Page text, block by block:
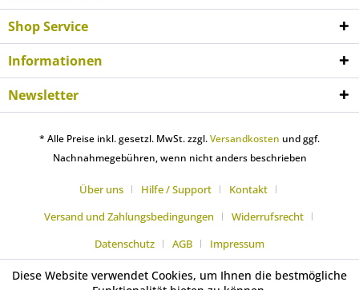
Shop Service
Informationen
Newsletter
* Alle Preise inkl. gesetzl. MwSt. zzgl.Versandkosten und ggf.
Nachnahmegebühren, wenn nicht anders beschrieben
Über uns Hilfe / Support
Kontakt
Versand und Zahlungsbedingungen
Widerrufsrecht
Datenschutz
AGB Impressum
Diese Website verwendet Cookies, um Ihnen die bestmögliche